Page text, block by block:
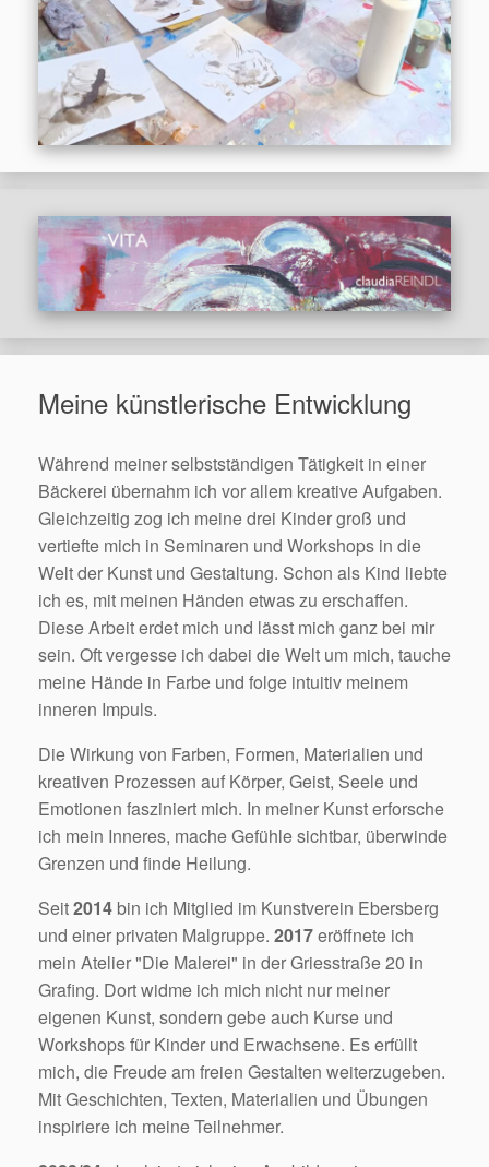
Meine künstlerische Entwicklung
Während meiner selbstständigen Tätigkeit in einer
Bäckerei übernahm ich vor allem kreative Aufgaben.
Gleichzeitig zog ich meine drei Kinder groß und
vertiefte mich in Seminaren und Workshops in die
Welt der Kunst und Gestaltung. Schon als Kind liebte
ich es, mit meinen Händen etwas zu erschaffen.
Diese Arbeit erdet mich und lässt mich ganz bei mir
sein. Oft vergesse ich dabei die Welt um mich, tauche
meine Hände in Farbe und folge intuitiv meinem
inneren Impuls.
Die Wirkung von Farben, Formen, Materialien und
kreativen Prozessen auf Körper, Geist, Seele und
Emotionen fasziniert mich. In meiner Kunst erforsche
ich mein Inneres, mache Gefühle sichtbar, überwinde
Grenzen und finde Heilung.
Seit2014 bin ich Mitglied im Kunstverein Ebersberg
und einer privaten Malgruppe. 2017eröffnete ich
mein Atelier "Die Malerei" in der Griesstraße 20 in
Grafing. Dort widme ich mich nicht nur meiner
eigenen Kunst, sondern gebe auch Kurse und
Workshops für Kinder und Erwachsene. Es erfüllt
mich, die Freude am freien Gestalten weiterzugeben.
Mit Geschichten, Texten, Materialien und Übungen
inspiriere ich meine Teilnehmer.